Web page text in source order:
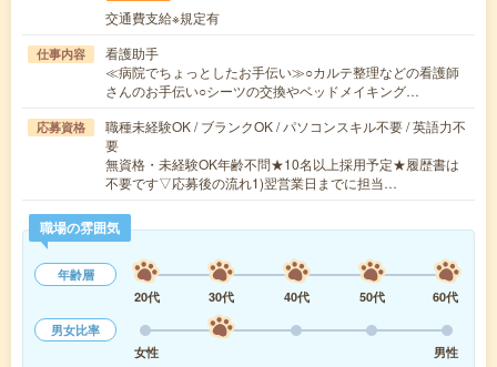
交通費支給※規定有
仕事内容
看護助手
≪病院でちょっとしたお手伝い≫○カルテ整理などの看護師
さんのお手伝い○シーツの交換やベッドメイキング…
応募資格
職種未経験OK / ブランクOK / パソコンスキル不要 / 英語力不
要
無資格・未経験OK年齢不問★10名以上採用予定★履歴書は
不要です▽応募後の流れ1)翌営業日までに担当…
職場の雰囲気
年齢層
20代
30代 40代 50代
60代
男女比率
女性
男性